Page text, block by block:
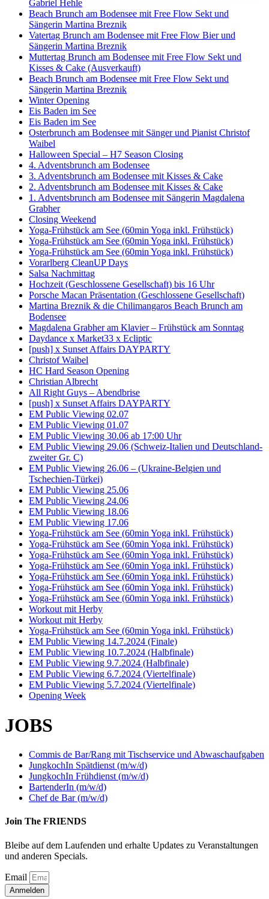
Gabriel Hehle
Beach Brunch am Bodensee mit Free Flow Sekt und
Sängerin Martina Breznik
Vatertag Brunch am Bodensee mit Free Flow Bier und
Sängerin Martina Breznik
Muttertag Brunch am Bodensee mit Free Flow Sekt und
Kisses & Cake (Ausverkauft)
Beach Brunch am Bodensee mit Free Flow Sekt und
Sängerin Martina Breznik
Winter Opening
Eis Baden im See
Eis Baden im See
Osterbrunch am Bodensee mit Sänger und Pianist Christof
Waibel
Halloween Special – H7 Season Closing
4. Adventsbrunch am Bodensee
3. Adventsbrunch am Bodensee mit Kisses & Cake
2. Adventsbrunch am Bodensee mit Kisses & Cake
1. Adventsbrunch am Bodensee mit Sängerin Magdalena
Grabher
Closing Weekend
Yoga-Frühstück am See (60min Yoga inkl. Frühstück)
Yoga-Frühstück am See (60min Yoga inkl. Frühstück)
Yoga-Frühstück am See (60min Yoga inkl. Frühstück)
Vorarlberg CleanUP Days
Salsa Nachmittag
Hochzeit (Geschlossene Gesellschaft) bis 16 Uhr
Porsche Macan Präsentation (Geschlossene Gesellschaft)
Martina Breznik & die Chilimangaros Beach Brunch am
Bodensee
Magdalena Grabher am Klavier – Frühstück am Sonntag
Daydance x Market33 x Ecliptic
[push] x Sunset Affairs DAYPARTY
Christof Waibel
HC Hard Season Opening
Christian Albrecht
All Right Guys – Abendbrise
[push] x Sunset Affairs DAYPARTY
EM Public Viewing 02.07
EM Public Viewing 01.07
EM Public Viewing 30.06 ab 17:00 Uhr
EM Public Viewing 29.06 (Schweiz-Italien und Deutschland-
zweiter Gr. C)
EM Public Viewing 26.06 – (Ukraine-Belgien und
Tschechien-Türkei)
EM Public Viewing 25.06
EM Public Viewing 24.06
EM Public Viewing 18.06
EM Public Viewing 17.06
Yoga-Frühstück am See (60min Yoga inkl. Frühstück)
Yoga-Frühstück am See (60min Yoga inkl. Frühstück)
Yoga-Frühstück am See (60min Yoga inkl. Frühstück)
Yoga-Frühstück am See (60min Yoga inkl. Frühstück)
Yoga-Frühstück am See (60min Yoga inkl. Frühstück)
Yoga-Frühstück am See (60min Yoga inkl. Frühstück)
Yoga-Frühstück am See (60min Yoga inkl. Frühstück)
Workout mit Herby
Workout mit Herby
Yoga-Frühstück am See (60min Yoga inkl. Frühstück)
EM Public Viewing 14.7.2024 (Finale)
EM Public Viewing 10.7.2024 (Halbfinale)
EM Public Viewing 9.7.2024 (Halbfinale)
EM Public Viewing 6.7.2024 (Viertelfinale)
EM Public Viewing 5.7.2024 (Viertelfinale)
Opening Week
JOBS
Commis de Bar/Rang mit Tischservice und Abwaschaufgaben
JungkochIn Spätdienst (m/w/d)
JungkochIn Frühdienst (m/w/d)
BartenderIn (m/w/d)
Chef de Bar (m/w/d)
Join The FRIENDS
Bleibe auf dem Laufenden und erhalte Updates zu Veranstaltungen
und anderen Specials.
Email
Anmelden